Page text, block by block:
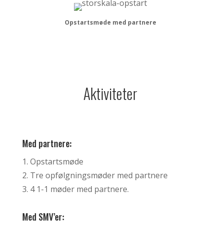
Opstartsmøde med partnere
Aktiviteter
Med partnere:
1. Opstartsmøde
2. Tre opfølgningsmøder med partnere
3. 4 1-1 møder med partnere.
Med SMV’er: